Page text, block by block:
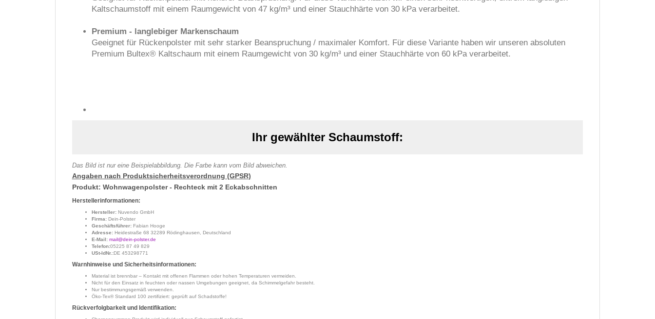
Kaltschaumstoff mit einem Raumgewicht von 47 kg/m³ und einer Stauchhärte von 30 kPa verarbeitet.
Premium - langlebiger Markenschaum
Geeignet für Rückenpolster mit sehr starker Beanspruchung / maximaler Komfort. Für diese Variante haben wir unseren absoluten
Premium Bultex® Kaltschaum mit einem Raumgewicht von 30 kg/m³ und einer Stauchhärte von 60 kPa verarbeitet.
Ihr gewählter Schaumstoff:
Das Bild ist nur eine Beispielabbildung. Die Farbe kann vom Bild abweichen.
Angaben nach Produktsicherheitsverordnung (GPSR)
Produkt: Wohnwagenpolster - Rechteck mit 2 Eckabschnitten
Herstellerinformationen:
Hersteller:Nuvendo GmbH
Firma:Dein-Polster
Geschäftsführer:Fabian Hooge
Adresse:Heidestraße 68 32289 Rödinghausen, Deutschland
E-Mail: mail@dein-polster.de
Telefon:05225 87 49 829
USt-IdNr.:DE 453298771
Warnhinweise und Sicherheitsinformationen:
Material ist brennbar – Kontakt mit offenen Flammen oder hohen Temperaturen vermeiden.
Nicht für den Einsatz in feuchten oder nassen Umgebungen geeignet, da Schimmelgefahr besteht.
Nur bestimmungsgemäß verwenden.
Öko-Tex® Standard 100 zertifiziert: geprüft auf Schadstoffe!
Rückverfolgbarkeit und Identifikation: